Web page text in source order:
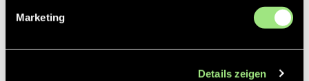
Marketing
Details zeigen